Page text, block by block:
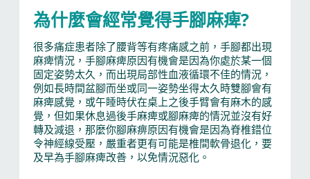
為什麼會經常覺得手腳麻痺?
很多痛症患者除了腰背等有疼痛感之前，手腳都出現
麻痺情況，手腳麻痺原因有機會是因為你處於某一個
固定姿勢太久，而出現局部性血液循環不佳的情況，
例如長時間盆腳而坐或同一姿勢坐得太久時雙腳會有
麻痺感覺，或午睡時伏在桌上之後手臂會有麻木的感
覺，但如果休息過後手麻痺或腳麻痺的情況並沒有好
轉及減退，那麼你腳麻痹原因有機會是因為脊椎錯位
令神經線受壓，嚴重者更有可能是椎間軟骨退化，要
及早為手腳麻痺改善，以免情況惡化。